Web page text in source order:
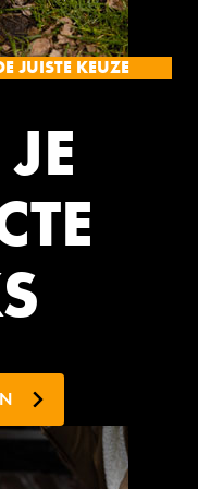
JUISTE KEUZE